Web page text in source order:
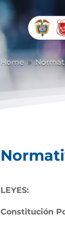
Home 9
LEYES:
Constitución